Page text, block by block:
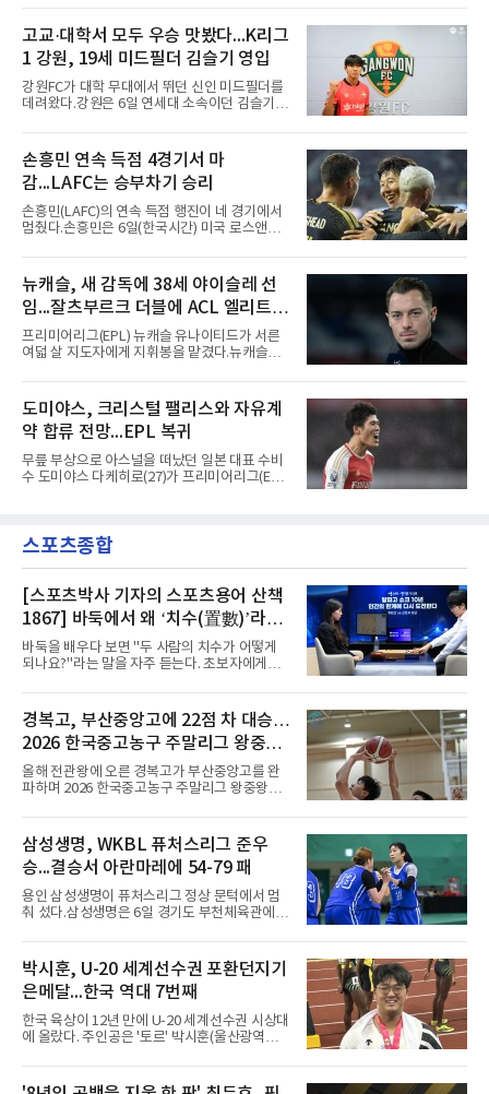
와 2026 쿠팡플레이 시리즈 친선 경기를 치른다.
구단 소집 명단에 이강인이 포함되면서 변수가
없는 한 그의 첫 출격은 서울이 된다.등번호부터
무게가 실렸다. 이강인은 첫 경기부터 7번을 단
다. 2010년대 팀의 전성기를 이끈 앙투안 그리즈
만이 달았던 번호다.합류 과정은 순탄치 않았다.
스페인으로 건너가려던 그는 병역 특례 행정 절
짧게 호흡을 맞춰 경기에 나선다.역할도 관심사
다. 유려한 탈압박과
고교·대학서 모두 우승 맛봤다...K리그
1 강원, 19세 미드필더 김슬기 영입
강원FC가 대학 무대에서 뛰던 신인 미드필더를
데려왔다.강원은 6일 연세대 소속이던 김슬기
조건을 갖췄다.이력은 우승으로 채워져 있다. 수
원고 시절 주축으로 활약하며 지난해 전국고등
리그와 추계전국고등대회 우승에 기여했고, 올
해 연세대 진학 후에는 춘계한산대첩기대학대회
정상에 올랐다. 2024년에는 17세 이하(U-17) 대
표팀 훈련에도 소집됐다.김슬기는 입단하게 돼
기쁘고 영광이라며 프로 무대에서도 성장해 팀
손흥민 연속 득점 4경기서 마
감...LAFC는 승부차기 승리
손흥민(LAFC)의 연속 득점 행진이 네 경기에서
멈췄다.손흥민은 6일(한국시간) 미국 로스앤젤
컵 리그 페이즈 1차전 치바스 과달라하라(멕시
코)전에 선발 출전했으나 공격포인트 없이 후반
41분 타일러 보이드와 교체됐다. 이날 골을 넣었
다면 공식전 5경기 연속 득점이었다. 다만 메이
저리그사커(MLS)에서 이어온 4경기 연속골 기
록은 유지된다.경기는 팽팽했다. 전반 38분 다비
드 마르티네스의 땅볼 크로스를 드니 부앙가가
으로 골대 오른쪽 하단을 찔러 균형을 맞췄다.승
부는 승부차기로 갈렸다. LAFC는
뉴캐슬, 새 감독에 38세 야이슬레 선
임...잘츠부르크 더블에 ACL 엘리트 2
연패 경력
프리미어리그(EPL) 뉴캐슬 유나이티드가 서른
여덟 살 지도자에게 지휘봉을 맡겼다.뉴캐슬은
임을 발표했다. 그는 스페인 라망가에서 진행 중
인 프리시즌 캠프에 곧바로 합류했다. 구단은 유
럽 축구계에서 가장 촉망받는 젊은 감독을 데려
왔다고 밝혔다.이력은 이른 나이에 쌓였다. 서른
셋이던 2021년 오스트리아 레드불 잘츠부르크
사령탑에 올라 첫 시즌 리그와 컵대회를 동시에
제패했고, 구단 역사상 처음으로 팀을 유럽축구
다. 2023년 사우디아라비아 알아흘리로 옮겨
2024-2025시즌과 2025-2026시즌
도미야스, 크리스털 팰리스와 자유계
약 합류 전망...EPL 복귀
무릎 부상으로 아스널을 떠났던 일본 대표 수비
수 도미야스 다케히로(27)가 프리미어리그(EPL)
큰 틀의 계약 조건은 이미 합의됐고 구단은 개막
을 앞두고 영입 절차를 서두르고 있다.그의 최근
지난 시즌 아스널과 상호 합의로 계약을 해지했
고, 네덜란드 아약스에서 시즌 막판 8경기를 소
화했다. 이후 일본 대표로 월드컵에 나서 선발 2
경기를 포함해 3경기를 뛰며 감각을 끌어올렸
다.구단의 판단은 신중했다. 크리스털 팰리스는
기량을 확신하면서도 부상
스포츠종합
[스포츠박사 기자의 스포츠용어 산책
1867] 바둑에서 왜 ‘치수(置數)’라고
말할까
바둑을 배우다 보면 "두 사람의 치수가 어떻게
되나요?"라는 말을 자주 듣는다. 초보자에게는
'둘 치(置)'와 '셀 수(數)'를 쓴다. '돌을 놓는 수'라
는 의미이다. 두 사람이 대등하게 승부할 수 있도
록 약한 쪽에게 미리 흑돌을 놓아주는 개수를 가
리킨다. 오늘날의 접바둑에서 말하는 '두 점', '세
점'이 바로 치수다. (본 코너 1844회 ‘왜 '접바
둑'이라 말할까’ 참조)일본어에서도 같은 한자를
사용한다. 일본에서는 ‘置き石(오키이시, 놓는
우)’라는 용례도 문헌에서 확인된다. 다만 현대
일본
경복고, 부산중앙고에 22점 차 대승…
2026 한국중고농구 주말리그 왕중왕
전 첫 승 신고
올해 전관왕에 오른 경복고가 부산중앙고를 완
파하며 2026 한국중고농구 주말리그 왕중왕전
해남 우슬체육관에서 열린 대회 남고부 예선리
그 H조 1차전에서 부산중앙고를 98-76으로 제
압했다. 박지오가 26점, 김호원이 22점, 정우진
이 19점을 올리는 등 삼각편대의 고른 활약이 승
리를 이끌었다.경복고는 경기 초반부터 박지오
와 김호원의 내·외곽포가 고르게 터지며 주도권
을 잡았다. 전반을 40-34로 앞선 경복고는 후반
다.B조에서는 용산고가 안양고를 98-71로 꺾고
대회 2연승을 달렸다.한편 남중
삼성생명, WKBL 퓨처스리그 준우
승...결승서 아란마레에 54-79 패
용인 삼성생명이 퓨처스리그 정상 문턱에서 멈
춰 섰다.삼성생명은 6일 경기도 부천체육관에서
서 일본여자프로농구 2부 리그 아란마레에 54-
79로 졌다. 이다연이 14점을 넣었으나 20점 9리
바운드를 기록한 바이 쿰바 디야산을 앞세운 상
대를 넘지 못했다.이번 대회에 처음 출전한 아란
마레는 조별리그부터 결승까지 6전 전승을 거뒀
고, 디야산이 최우수선수(MVP)로 뽑혔다.
박시훈, U-20 세계선수권 포환던지기
은메달...한국 역대 7번째
한국 육상이 12년 만에 U-20 세계선수권 시상대
에 올랐다. 주인공은 '토르' 박시훈(울산광역시)
진 헤이워드 필드에서 열린 세계육상연맹(WA)
20세 이하 세계선수권 남자 포환던지기 결선에